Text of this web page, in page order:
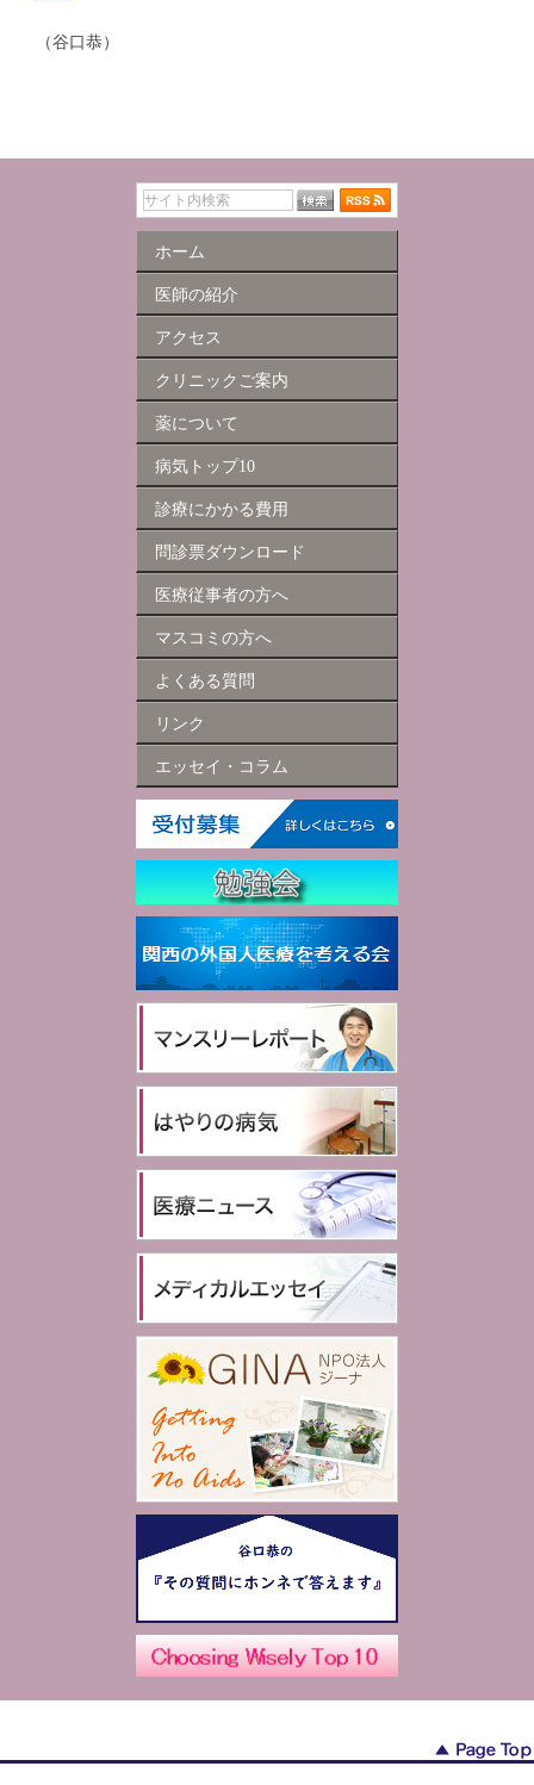
（谷口恭）
ホーム
医師の紹介
アクセス
クリニックご案内
薬について
病気トップ10
診療にかかる費用
問診票ダウンロード
医療従事者の方へ
マスコミの方へ
よくある質問
リンク
エッセイ・コラム